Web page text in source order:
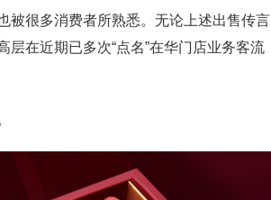
被很多消费者所熟悉。无论上述出售传言
在近期已多次“点名”在华门店业务客流